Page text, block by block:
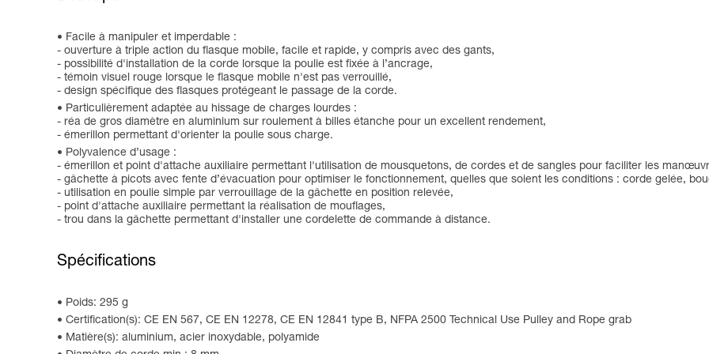
Facile à manipuler et imperdable :
- ouverture à triple action du flasque mobile, facile et rapide, y compris avec des gants,
- possibilité d'installation de la corde lorsque la poulie est fixée à l’ancrage,
- témoin visuel rouge lorsque le flasque mobile n'est pas verrouillé,
- design spécifique des flasques protégeant le passage de la corde.
Particulièrement adaptée au hissage de charges lourdes :
- réa de gros diamètre en aluminium sur roulement à billes étanche pour un excellent rendement,
- émerillon permettant d'orienter la poulie sous charge.
Polyvalence d’usage :
- émerillon et point d'attache auxiliaire permettant l'utilisation de mousquetons, de cordes et de sangles pour faciliter les
- gâchette à picots avec fente d’évacuation pour optimiser le fonctionnement, quelles que soient les conditions : corde gelée,
- utilisation en poulie simple par verrouillage de la gâchette en position relevée,
- point d'attache auxiliaire permettant la réalisation de mouflages,
- trou dans la gâchette permettant d'installer une cordelette de commande à distance.
Spécifications
Poids: 295 g
Certification(s): CE EN 567, CE EN 12278, CE EN 12841 type B, NFPA 2500 Technical Use Pulley and Rope grab
Matière(s): aluminium, acier inoxydable, polyamide